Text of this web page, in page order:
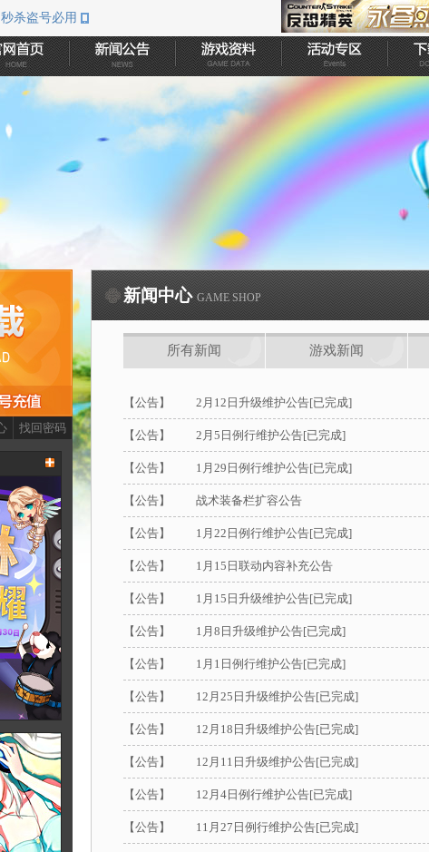
新闻中心 GAME SHOP
所有新闻 游戏新闻
【公告】 2月12日升级维护公告[已完成]
【公告】 2月5日例行维护公告[已完成]
【公告】 1月29日例行维护公告[已完成]
【公告】 战术装备栏扩容公告
【公告】 1月22日例行维护公告[已完成]
【公告】 1月15日联动内容补充公告
【公告】 1月15日升级维护公告[已完成]
【公告】 1月8日升级维护公告[已完成]
【公告】 1月1日例行维护公告[已完成]
【公告】 12月25日升级维护公告[已完成]
【公告】 12月18日升级维护公告[已完成]
【公告】 12月11日升级维护公告[已完成]
【公告】 12月4日例行维护公告[已完成]
【公告】 11月27日例行维护公告[已完成]
秒杀盗号必用